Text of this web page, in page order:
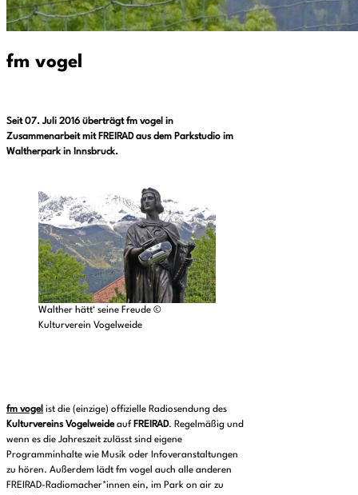
fm vogel
Seit 07. Juli 2016 überträgt fm vogel in
Zusammenarbeit mit FREIRAD aus dem Parkstudio im
Waltherpark in Innsbruck.
Walther hätt‘ seine Freude ©
Kulturverein Vogelweide
fm vogel ist die (einzige) offizielle Radiosendung des
Kulturvereins Vogelweideauf FREIRAD. Regelmäßig und
wenn es die Jahreszeit zulässt sind eigene
Programminhalte wie Musik oder Infoveranstaltungen
zu hören. Außerdem lädt fm vogel auch alle anderen
FREIRAD-Radiomacher*innen ein, im Park on air zu